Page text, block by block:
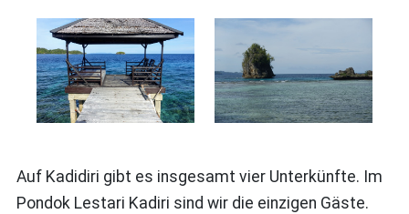
Auf Kadidiri gibt es insgesamt vier Unterkünfte. Im
Pondok Lestari Kadiri sind wir die einzigen Gäste.